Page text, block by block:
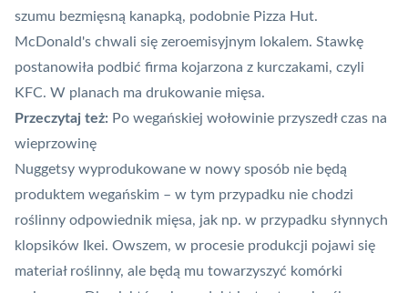
szumu bezmięsną kanapką, podobnie Pizza Hut.
McDonald's chwali się zeroemisyjnym lokalem. Stawkę
postanowiła podbić firma kojarzona z kurczakami, czyli
KFC. W planach ma drukowanie mięsa.
Przeczytaj też: Po wegańskiej wołowinie przyszedł czas na
wieprzowinę
Nuggetsy wyprodukowane w nowy sposób nie będą
produktem wegańskim – w tym przypadku nie chodzi
roślinny odpowiednik mięsa, jak np. w przypadku słynnych
klopsików
Ikei. Owszem, w procesie produkcji pojawi się
materiał roślinny, ale będą mu towarzyszyć komórki